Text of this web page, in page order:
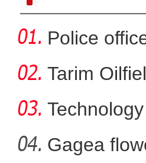
Police
Tarim
Xi
Gagea